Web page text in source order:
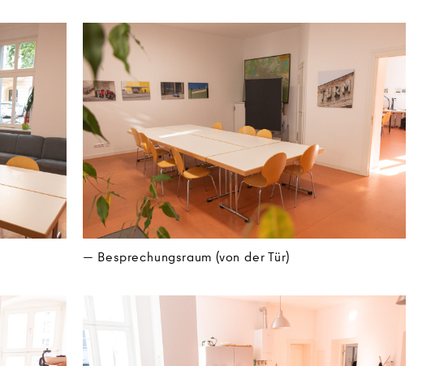
Besprechungsraum (von der Tür)